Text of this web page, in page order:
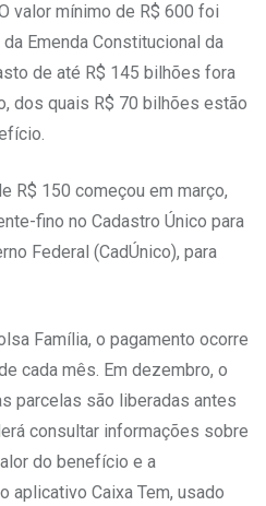
valor mínimo de R$ 600 foi
Emenda Constitucional da
de até R$ 145 bilhões fora
dos quais R$ 70 bilhões estão
R$ 150 começou em março,
fino no Cadastro Único para
Federal (CadÚnico), para
Família, o pagamento ocorre
cada mês. Em dezembro, o
parcelas são liberadas antes
consultar informações sobre
do benefício e a
aplicativo Caixa Tem, usado